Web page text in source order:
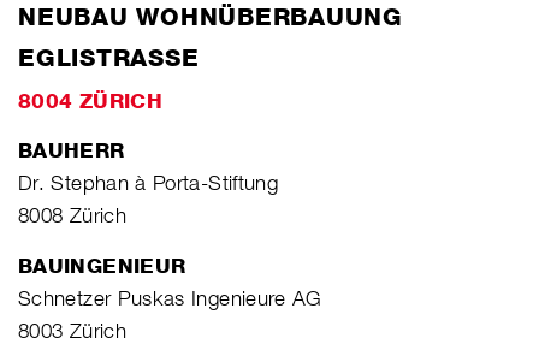
NEUBAU WOHNÜBERBAUUNG
EGLISTRASSE
8004 ZÜRICH
BAUHERR
Dr. Stephan à Porta-Stiftung
8008 Zürich
BAUINGENIEUR
Schnetzer Puskas Ingenieure AG
8003 Zürich